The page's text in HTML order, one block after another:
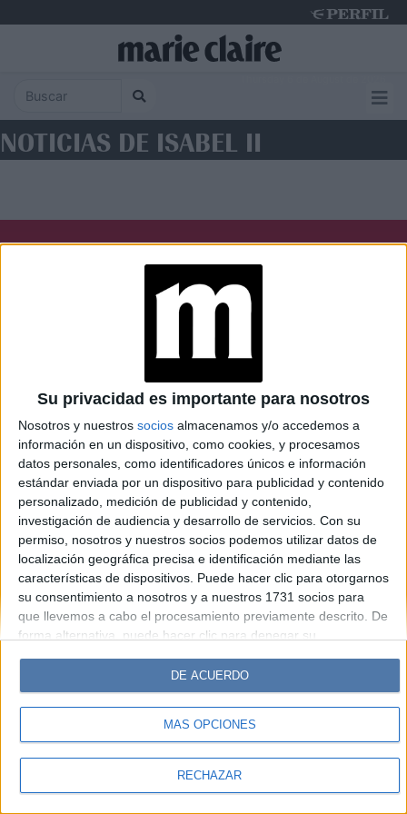
Su privacidad es importante para nosotros
Nosotros y nuestros socios almacenamos y/o accedemos a
información en un dispositivo, como cookies, y procesamos
datos personales, como identificadores únicos e información
estándar enviada por un dispositivo para publicidad y contenido
personalizado, medición de publicidad y contenido,
investigación de audiencia y desarrollo de servicios. Con su
permiso, nosotros y nuestros socios podemos utilizar datos de
localización geográfica precisa e identificación mediante las
características de dispositivos. Puede hacer clic para otorgarnos
su consentimiento a nosotros y a nuestros 1731 socios para
que llevemos a cabo el procesamiento previamente descrito. De
forma alternativa, puede hacer clic para denegar su
cambiar sus preferencias antes de otorgar su consentimiento.
Tenga en cuenta que algún procesamiento de sus datos
personales puede no requerir de su consentimiento, pero usted
tiene el derecho de rechazar tal procesamiento. Sus
sus preferencias o retirar su consentimiento en cualquier
MÁS OPCIONES
RECHAZAR
DE ACUERDO
NOTICIAS DE ISABEL II
Caras Noticias
Weekend Parabrisas
Look
Luz Mía Lunateen Break BATimes
© Perfil.com 2006-2019 - Todos los derechos reservados
Registro de Propiedad Intelectual: Nro. 5346433